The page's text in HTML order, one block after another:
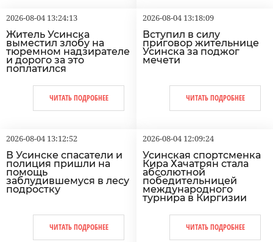
2026-08-04 13:24:13
Житель Усинска
выместил злобу на
тюремном надзирателе
и дорого за это
поплатился
ЧИТАТЬ ПОДРОБНЕЕ
2026-08-04 13:18:09
Вступил в силу
приговор жительнице
Усинска за поджог
мечети
ЧИТАТЬ ПОДРОБНЕЕ
2026-08-04 13:12:52
В Усинске спасатели и
полиция пришли на
помощь
заблудившемуся в лесу
подростку
ЧИТАТЬ ПОДРОБНЕЕ
2026-08-04 12:09:24
Усинская спортсменка
Кира Хачатрян стала
абсолютной
победительницей
международного
турнира в Киргизии
ЧИТАТЬ ПОДРОБНЕЕ